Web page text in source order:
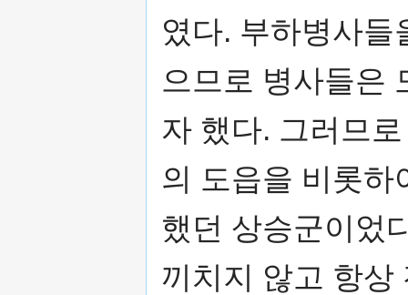
였다. 부하병사들
으므로 병사들은
자 했다. 그러므
의 도읍을 비롯하
했던 상승군이었
끼치지 않고 항상